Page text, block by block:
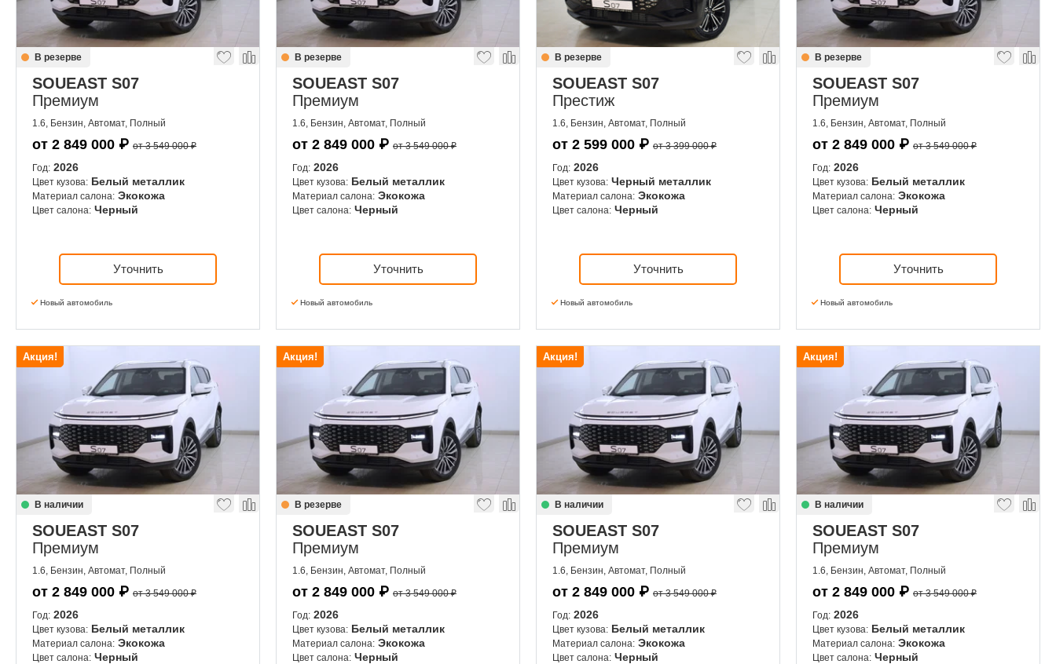
В резерве
SOUEAST S07
Премиум
1.6, Бензин, Автомат, Полный
от 2 849 000 ₽ от 3 549 000 ₽
Год: 2026
Цвет кузова: Белый металлик
Материал салона: Экокожа
Цвет салона: Черный
Уточнить
Новый автомобиль
В резерве
SOUEAST S07
Премиум
1.6, Бензин, Автомат, Полный
от 2 849 000 ₽ от 3 549 000 ₽
Год: 2026
Цвет кузова: Белый металлик
Материал салона: Экокожа
Цвет салона: Черный
Уточнить
Новый автомобиль
В резерве
SOUEAST S07
Престиж
1.6, Бензин, Автомат, Полный
от 2 599 000 ₽ от 3 399 000 ₽
Год: 2026
Цвет кузова: Черный металлик
Материал салона: Экокожа
Цвет салона: Черный
Уточнить
Новый автомобиль
В резерве
SOUEAST S07
Премиум
1.6, Бензин, Автомат, Полный
от 2 849 000 ₽ от 3 549 000 ₽
Год: 2026
Цвет кузова: Белый металлик
Материал салона: Экокожа
Цвет салона: Черный
Уточнить
Новый автомобиль
Акция!
В наличии
SOUEAST S07
Премиум
1.6, Бензин, Автомат, Полный
от 2 849 000 ₽ от 3 549 000 ₽
Год: 2026
Цвет кузова: Белый металлик
Материал салона: Экокожа
Цвет салона: Черный
Акция!
В резерве
SOUEAST S07
Премиум
1.6, Бензин, Автомат, Полный
от 2 849 000 ₽ от 3 549 000 ₽
Год: 2026
Цвет кузова: Белый металлик
Материал салона: Экокожа
Цвет салона: Черный
Акция!
В наличии
SOUEAST S07
Премиум
1.6, Бензин, Автомат, Полный
от 2 849 000 ₽ от 3 549 000 ₽
Год: 2026
Цвет кузова: Белый металлик
Материал салона: Экокожа
Цвет салона: Черный
Акция!
В наличии
SOUEAST S07
Премиум
1.6, Бензин, Автомат, Полный
от 2 849 000 ₽ от 3 549 000 ₽
Год: 2026
Цвет кузова: Белый металлик
Материал салона: Экокожа
Цвет салона: Черный